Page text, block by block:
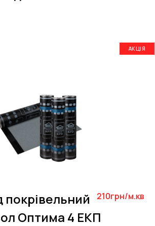
АКЦІЯ
покрівельний
Оптима 4 ЕКП
210грн/м.кв